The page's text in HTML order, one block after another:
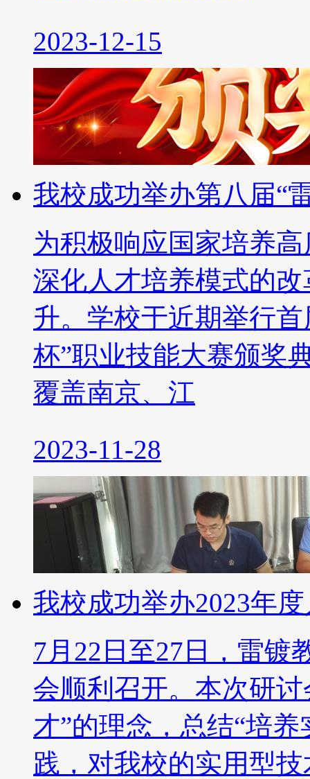
2023-12-15
我校成功举办第八届“
为积极响应国家培养
深化人才培养模式的
升。学校于近期举行
杯”职业技能大赛颁奖
覆盖南京、江
2023-11-28
我校成功举办2023年
7月22日至27日，雷镀
会顺利召开。本次研
才”的理念，总结“培
践，对我校的实用型